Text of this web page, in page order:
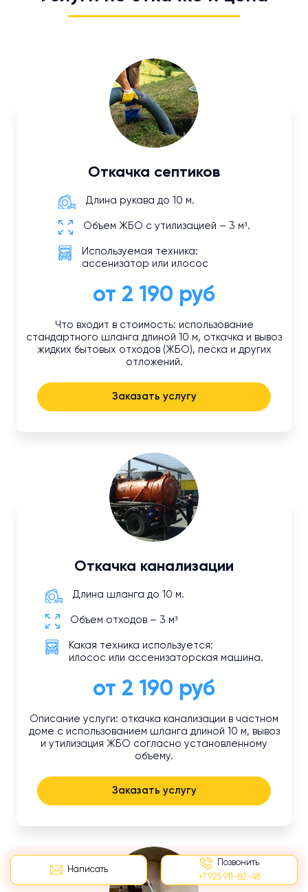
Написать
Позвонить
+7 925 911-82-48
Откачка септиков
Длина рукава до 10 м.
Объем ЖБО с утилизацией – 3 м³.
Используемая техника:
ассенизатор или илосос
от 2 190 руб
Что входит в стоимость: использование
стандартного шланга длиной 10 м, откачка и вывоз
жидких бытовых отходов (ЖБО), песка и других
отложений.
Заказать услугу
Откачка канализации
Длина шланга до 10 м.
Объем отходов – 3 м³
Какая техника используется:
илосос или ассенизаторская машина.
от 2 190 руб
Описание услуги: откачка канализации в частном
доме с использованием шланга длиной 10 м, вывоз
и утилизация ЖБО согласно установленному
объему.
Заказать услугу